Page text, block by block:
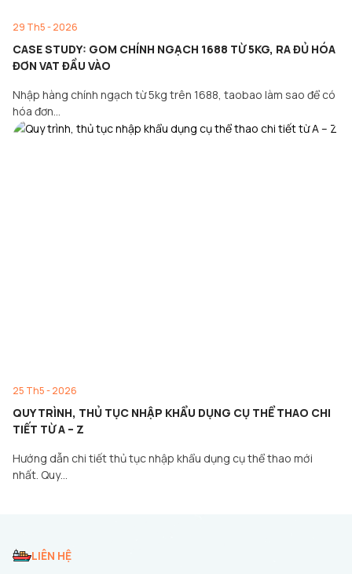
29 Th5 - 2026
CASE STUDY: GOM CHÍNH NGẠCH 1688 TỪ 5KG, RA ĐỦ HÓA
ĐƠN VAT ĐẦU VÀO
Nhập hàng chính ngạch từ 5kg trên 1688, taobao làm sao để có
hóa đơn…
25 Th5 - 2026
QUY TRÌNH, THỦ TỤC NHẬP KHẨU DỤNG CỤ THỂ THAO CHI
TIẾT TỪ A – Z
Hướng dẫn chi tiết thủ tục nhập khẩu dụng cụ thể thao mới
nhất. Quy…
LIÊN HỆ